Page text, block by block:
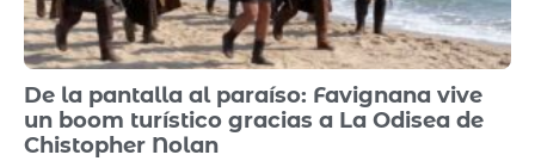
De la pantalla al paraíso: Favignana vive
un boom turístico gracias a La Odisea de
Chistopher Nolan